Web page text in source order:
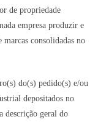
de propriedade
empresa produzir e
consolidadas no
do(s) pedido(s) e/ou
depositados no
descrição geral do